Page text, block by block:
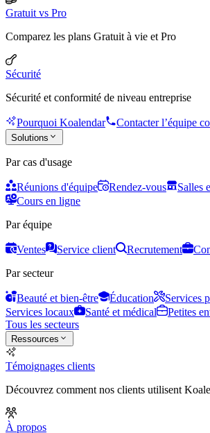
Gratuit vs Pro
Comparez les plans Gratuit à vie et Pro
Sécurité
Sécurité et conformité de niveau entreprise
Pourquoi Koalendar Contacter l’équipe
Solutions
Par cas d'usage
Réunions d'équipe Rendez-vous Salles
Cours en ligne
Par équipe
Ventes Service client Recrutement
Par secteur
Beauté et bien-être Éducation
Services
Services locaux
Santé et médical
Petites
Tous les secteurs
Ressources
Témoignages clients
Découvrez comment nos clients utilisent
À propos